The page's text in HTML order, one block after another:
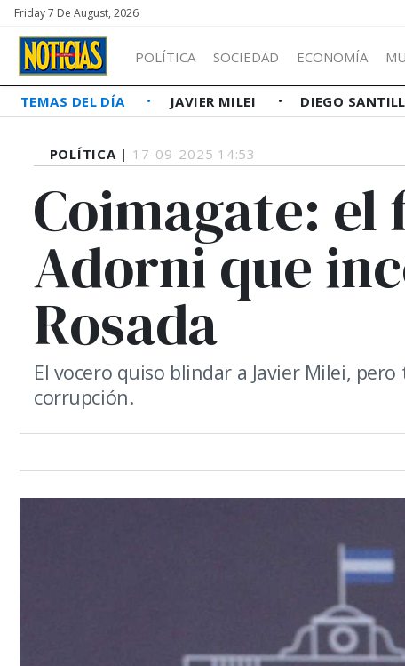
Friday 7 De August, 2026
POLÍTICA SOCIEDAD ECONOMÍA
TEMAS DEL DÍA JAVIER MILEI DIEGO
POLÍTICA | 17-09-2025 14:53
Coimagate: el
Adorni que
Rosada
El vocero quiso blindar a Javier Milei,
corrupción.